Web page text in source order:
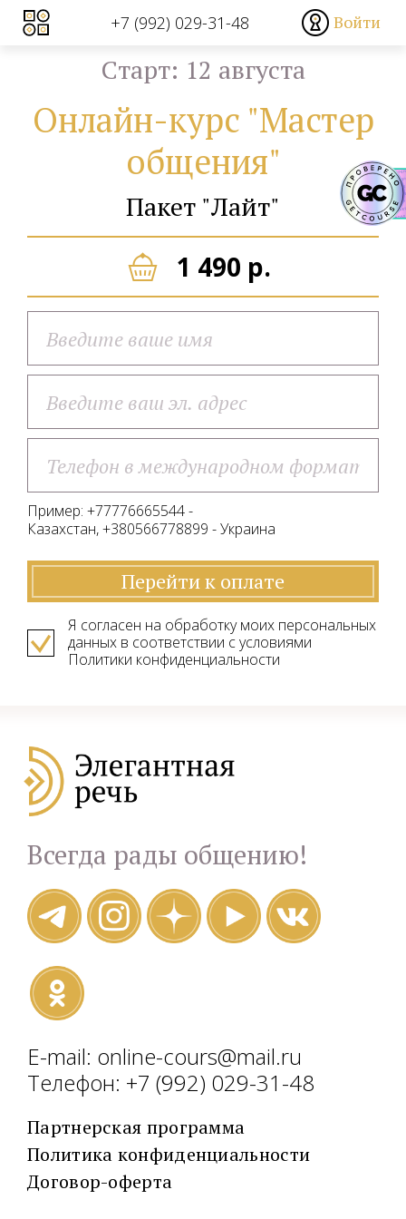
+7 (992) 029-31-48 Войти
Cтарт: 12 августа
Онлайн-курс "Мастер
общения"
Пакет "Лайт"
1 490 р.
Пример: +77776665544 -
Казахстан, +380566778899 - Украина
Перейти к оплате
Я согласен на обработку моих персональных
данных в соответствии с условиями
Политики конфиденциальности
Всегда рады общению!
E-mail: online-cours@mail.ru
Телефон: +7 (992) 029-31-48
Партнерская программа
Политика конфиденциальности
Договор-оферта